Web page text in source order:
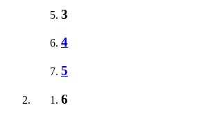
3
4
5
6